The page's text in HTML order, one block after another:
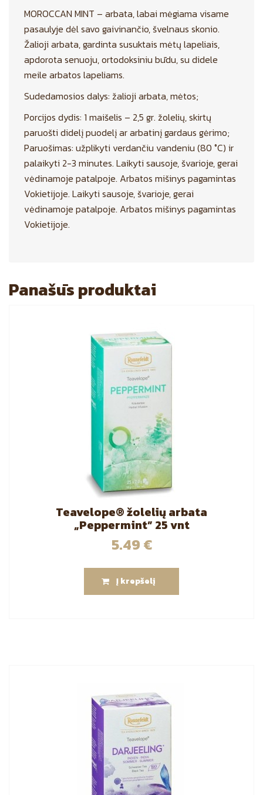
MOROCCAN MINT – arbata, labai mėgiama visame
pasaulyje dėl savo gaivinančio, švelnaus skonio.
Žalioji arbata, gardinta susuktais mėtų lapeliais,
apdorota senuoju, ortodoksiniu būdu, su didele
meile arbatos lapeliams.
Sudedamosios dalys: žalioji arbata, mėtos;
Porcijos dydis: 1 maišelis – 2,5 gr. žolelių, skirtų
paruošti didelį puodelį ar arbatinį gardaus gėrimo;
Paruošimas: užplikyti verdančiu vandeniu (80 °C) ir
palaikyti 2-3 minutes. Laikyti sausoje, švarioje, gerai
vėdinamoje patalpoje. Arbatos mišinys pagamintas
Vokietijoje. Laikyti sausoje, švarioje, gerai
vėdinamoje patalpoje. Arbatos mišinys pagamintas
Vokietijoje.
Panašūs produktai
Teavelope® žolelių arbata
„Peppermint” 25 vnt
5.49 €
Į krepšelį